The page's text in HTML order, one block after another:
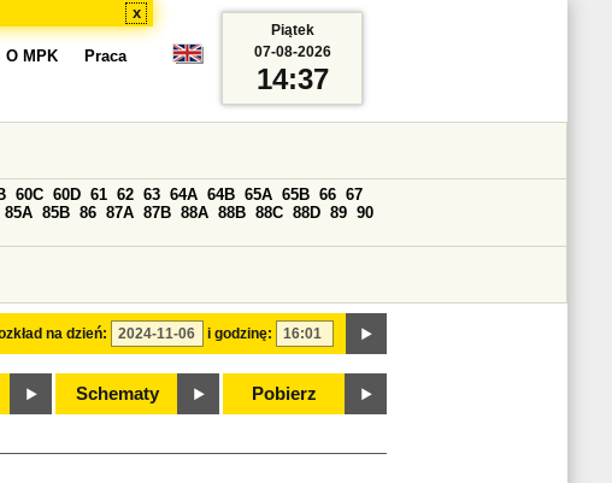
x
O MPK Praca
na dzień: i godzinę:
60C 60D 61 62 63 64A 64B 65A 65B 66 67
85A 85B 86 87A 87B 88A 88B 88C 88D 89 90
Schematy Pobierz
Piątek
07-08-2026
14:37